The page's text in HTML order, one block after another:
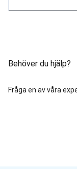
Behöver du hjälp?
Fråga en av våra